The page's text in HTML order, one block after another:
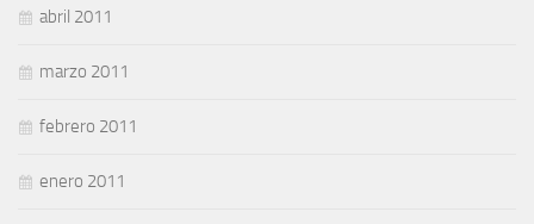
abril 2011
marzo 2011
febrero 2011
enero 2011